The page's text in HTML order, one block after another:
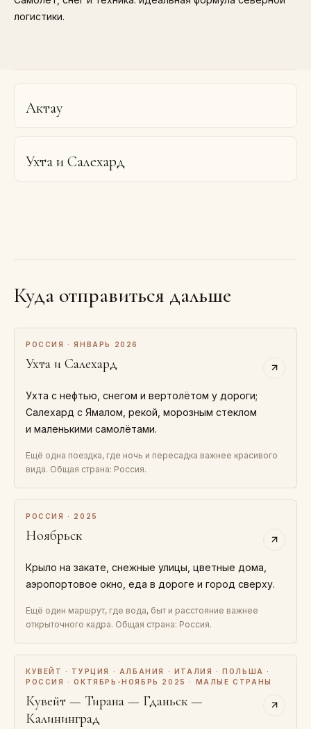
логистики.
Актау
Ухта и Салехард
Куда отправиться дальше
РОССИЯ · ЯНВАРЬ 2026
Ухта и Салехард
Ухта с нефтью, снегом и вертолётом у дороги;
Салехард с Ямалом, рекой, морозным стеклом
и маленькими самолётами.
Ещё одна поездка, где ночь и пересадка важнее красивого
вида. Общая страна: Россия.
РОССИЯ · 2025
Ноябрьск
Крыло на закате, снежные улицы, цветные дома,
аэропортовое окно, еда в дороге и город сверху.
Ещё один маршрут, где вода, быт и расстояние важнее
открыточного кадра. Общая страна: Россия.
КУВЕЙТ · ТУРЦИЯ · АЛБАНИЯ · ИТАЛИЯ · ПОЛЬША ·
РОССИЯ · ОКТЯБРЬ-НОЯБРЬ 2025 · МАЛЫЕ СТРАНЫ
Кувейт — Тирана — Гданьск —
Калининград